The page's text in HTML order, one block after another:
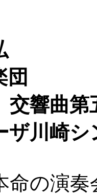
団
響曲第
ザ川崎
命の演奏